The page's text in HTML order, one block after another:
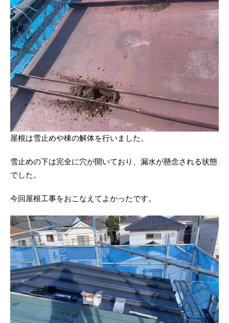
屋根は雪止めや棟の解体を行いました。
雪止めの下は完全に穴が開いており、漏水が懸念される状態
でした。
今回屋根工事をおこなえてよかったです。